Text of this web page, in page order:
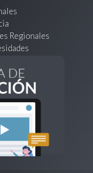
Regionales